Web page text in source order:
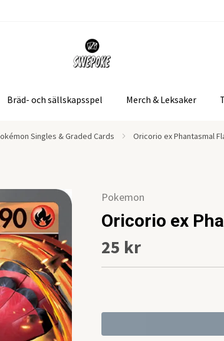
Bräd- och sällskapsspel Merch & Leksaker
Singles & Graded Cards Oricorio ex Phantasmal
Pokemon
Oricorio ex
25 kr